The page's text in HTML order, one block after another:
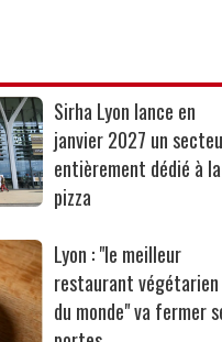
Sirha Lyon lance en
janvier 2027 un
entièrement dédié à la
pizza
Lyon : "le meilleur
restaurant végétarien
du monde" va fermer